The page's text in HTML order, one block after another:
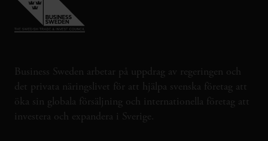
Business Sweden arbetar på uppdrag av regeringen och
det privata näringslivet för att hjälpa svenska företag att
öka sin globala försäljning och internationella företag att
investera och expandera i Sverige.